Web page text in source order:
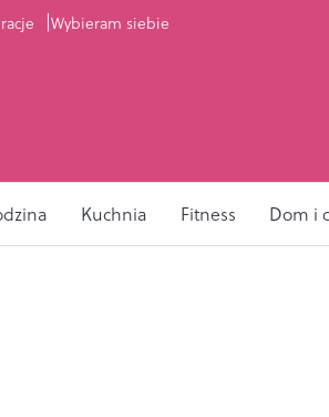
Wybieram siebie
Kuchnia Fitness Dom i